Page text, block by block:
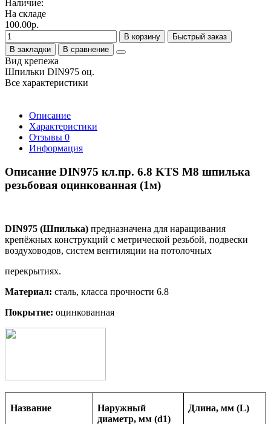
Наличие:
На складе
100.00р.
В корзину
Быстрый заказ
В закладки
В сравнение
Вид крепежа
Шпильки DIN975 оц.
Все характеристики
Описание
Характеристики
Отзывы 0
Информация
Описание DIN975 кл.пр. 6.8 KTS М8 шпилька
резьбовая оцинкованная (1м)
DIN975 (Шпилька) предназначена для наращивания
крепёжных конструкций с метрической резьбой, подвески
воздуховодов, систем вентиляции на потолочных
перекрытиях.
Материал: сталь, класса прочности 6.8
Покрытие: оцинкованная
Название
Наружный
диаметр, мм (d1)
Длина, мм (L)